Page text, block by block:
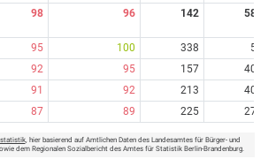
98 96 142 58
95 100 338
5
92 95 157
40
91 92 213
40
87 89 225 27
, hier basierend auf Amtlichen Daten des Landesamtes für Bürger- und
dem Regionalen Sozialbericht des Amtes für Statistik Berlin-Brandenburg.